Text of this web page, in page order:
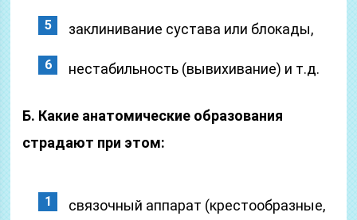
заклинивание сустава или блокады,
нестабильность (вывихивание) и т.д.
Б. Какие анатомические образования
страдают при этом:
связочный аппарат (крестообразные,